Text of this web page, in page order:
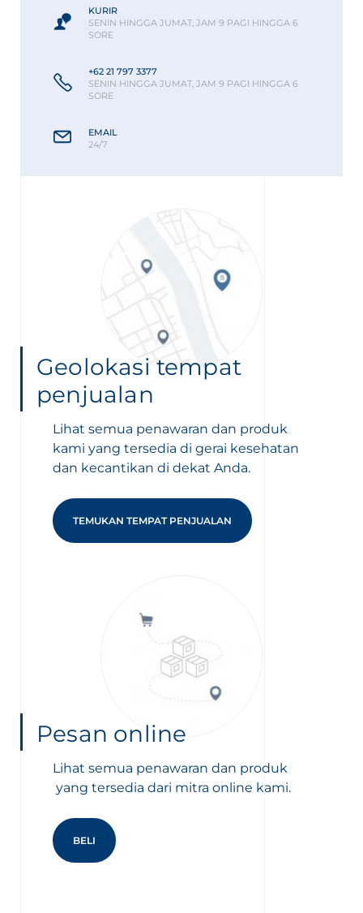
KURIR
SENIN HINGGA JUMAT, JAM 9 PAGI HINGGA 6
SORE
+62 21 797 3377
SENIN HINGGA JUMAT, JAM 9 PAGI HINGGA 6
SORE
EMAIL
24/7
Geolokasi tempat
penjualan
Lihat semua penawaran dan produk
kami yang tersedia di gerai kesehatan
dan kecantikan di dekat Anda.
TEMUKAN TEMPAT PENJUALAN
Pesan online
Lihat semua penawaran dan produk
yang tersedia dari mitra online kami.
BELI